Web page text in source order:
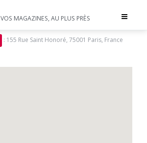
Toggle
VOS MAGAZINES, AU PLUS PRÈS
: 155 Rue Saint Honoré, 75001 Paris, France